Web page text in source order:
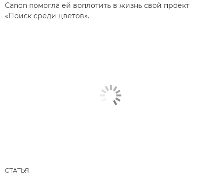
Canon помогла ей воплотить в жизнь свой проект
«Поиск среди цветов».
СТАТЬЯ